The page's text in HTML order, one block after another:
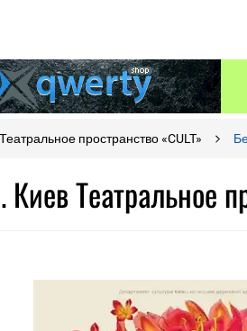
Театральное пространство «CULT»
Театральное